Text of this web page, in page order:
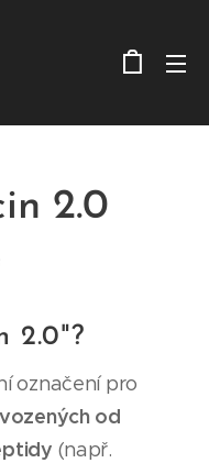
2.0
2.0"?
označení pro
od
(např.